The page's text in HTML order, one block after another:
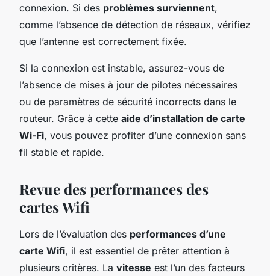
connexion. Si des problèmes surviennent,
comme l’absence de détection de réseaux, vérifiez
que l’antenne est correctement fixée.
Si la connexion est instable, assurez-vous de
l’absence de mises à jour de pilotes nécessaires
ou de paramètres de sécurité incorrects dans le
routeur. Grâce à cette aide d’installation de carte
Wi-Fi, vous pouvez profiter d’une connexion sans
fil stable et rapide.
Revue des performances des
cartes Wifi
Lors de l’évaluation des performances d’une
carte Wifi, il est essentiel de prêter attention à
plusieurs critères. La vitesse est l’un des facteurs